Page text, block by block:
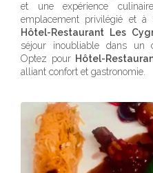
et une expérience
emplacement privilégié et à
Hôtel-Restaurant Les
séjour inoubliable dans un
Optez pour Hôtel-
alliant confort et gastronomie.